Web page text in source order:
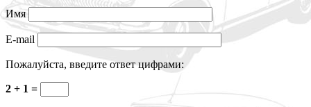
Имя
E-mail
Пожалуйста, введите ответ цифрами:
2 + 1 =